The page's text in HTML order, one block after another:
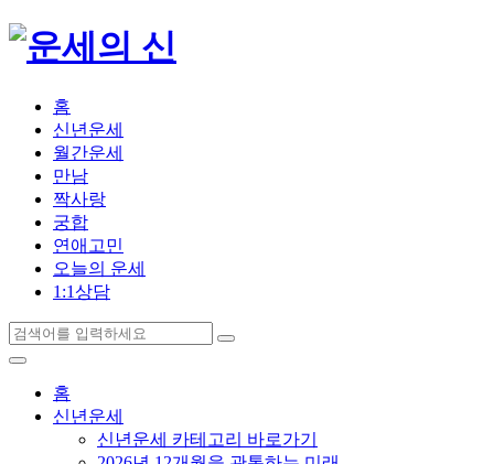
홈
신년운세
월간운세
만남
짝사랑
궁합
연애고민
오늘의 운세
1:1상담
홈
신년운세
신년운세 카테고리 바로가기